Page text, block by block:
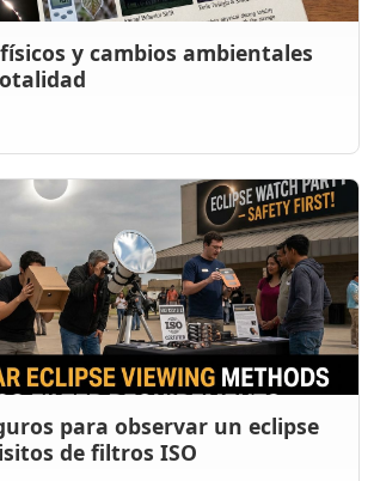
y cambios ambientales
para observar un eclipse
de filtros ISO